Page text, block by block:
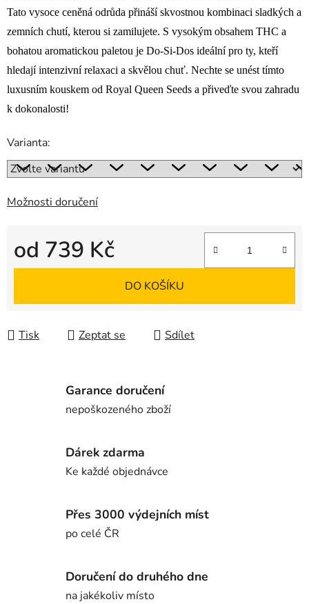
Tato vysoce ceněná odrůda přináší skvostnou kombinaci sladkých a
zemních chutí, kterou si zamilujete. S vysokým obsahem THC a
bohatou aromatickou paletou je Do-Si-Dos ideální pro ty, kteří
hledají intenzivní relaxaci a skvělou chuť. Nechte se unést tímto
luxusním kouskem od Royal Queen Seeds a přiveďte svou zahradu
k dokonalosti!
Varianta:
Možnosti doručení
od 739 Kč
Měrná cena:
DO KOŠÍKU
Tisk Zeptat se Sdílet
Garance doručení
nepoškozeného zboží
Dárek zdarma
Ke každé objednávce
Přes 3000 výdejních míst
po celé ČR
Doručení do druhého dne
na jakékoliv místo